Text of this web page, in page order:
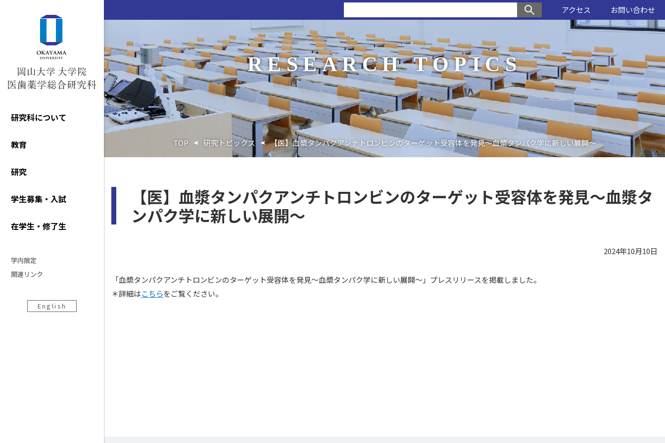
研究科について
教育
研究
学生募集・入試
在学生・修了生
学内限定
関連リンク
English
アクセス お問い合わせ
RESEARCH TOPICS
TOP 研究トピックス 【医】血漿タンパクアンチトロンビンのターゲット受容体を発見～血漿タンパク学に新しい展開～
【医】血漿タンパクアンチトロンビンのターゲット受容体を発見～血漿タ
ンパク学に新しい展開～
2024年10月10日
「血漿タンパクアンチトロンビンのターゲット受容体を発見～血漿タンパク学に新しい展開～」プレスリリースを掲載しました。
＊詳細はこちらをご覧ください。